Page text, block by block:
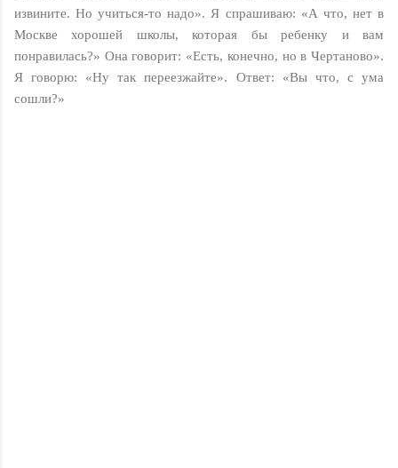
извините. Но учиться-то надо». Я спрашиваю: «А что, нет в
Москве хорошей школы, которая бы ребенку и вам
понравилась?» Она говорит: «Есть, конечно, но в Чертаново».
Я говорю: «Ну так переезжайте». Ответ: «Вы что, с ума
сошли?»